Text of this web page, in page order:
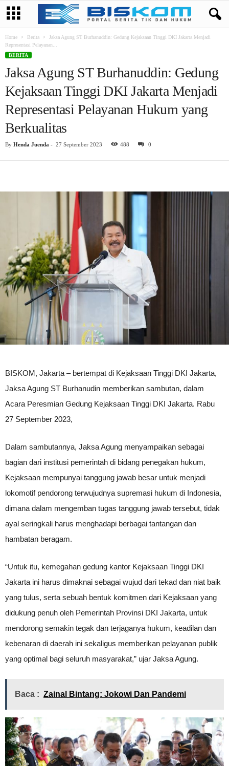
Home Berita
Jaksa Agung ST Burhanuddin: Gedung Kejaksaan Tinggi DKI Jakarta Menjadi
Representasi Pelayanan...
BERITA
Jaksa Agung ST Burhanuddin: Gedung
Kejaksaan Tinggi DKI Jakarta Menjadi
Representasi Pelayanan Hukum yang
Berkualitas
By Henda Juenda - 27 September 2023 488 0
BISKOM, Jakarta – bertempat di Kejaksaan Tinggi DKI Jakarta,
Jaksa Agung ST Burhanudin memberikan sambutan, dalam
Acara Peresmian Gedung Kejaksaan Tinggi DKI Jakarta. Rabu
27 September 2023,
Dalam sambutannya, Jaksa Agung menyampaikan sebagai
bagian dari institusi pemerintah di bidang penegakan hukum,
Kejaksaan mempunyai tanggung jawab besar untuk menjadi
lokomotif pendorong terwujudnya supremasi hukum di Indonesia,
dimana dalam mengemban tugas tanggung jawab tersebut, tidak
ayal seringkali harus menghadapi berbagai tantangan dan
hambatan beragam.
“Untuk itu, kemegahan gedung kantor Kejaksaan Tinggi DKI
Jakarta ini harus dimaknai sebagai wujud dari tekad dan niat baik
yang tulus, serta sebuah bentuk komitmen dari Kejaksaan yang
didukung penuh oleh Pemerintah Provinsi DKI Jakarta, untuk
mendorong semakin tegak dan terjaganya hukum, keadilan dan
kebenaran di daerah ini sekaligus memberikan pelayanan publik
yang optimal bagi seluruh masyarakat,” ujar Jaksa Agung.
Baca : Zainal Bintang: Jokowi Dan Pandemi